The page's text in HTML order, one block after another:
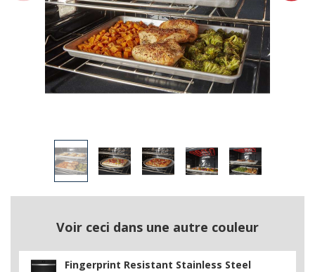
Voir ceci dans une autre couleur
Fingerprint Resistant Stainless Steel